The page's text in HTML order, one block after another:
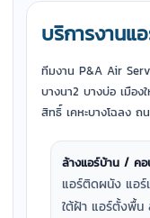
บริการงานแ
ทีมงาน P&A Air
บางนา2 บางบ่อ เมือ
สิทธิ์ เคหะบางโฉลง ถ
ล้างแอร์บ้าน / คอ
แอร์ติดผนัง แอร์
ใต้ฝ้า แอร์ตั้งพื้น